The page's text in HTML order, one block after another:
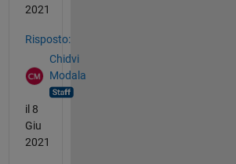
2021
Risposto:
Chidvi
Modala
il 8
Giu
2021